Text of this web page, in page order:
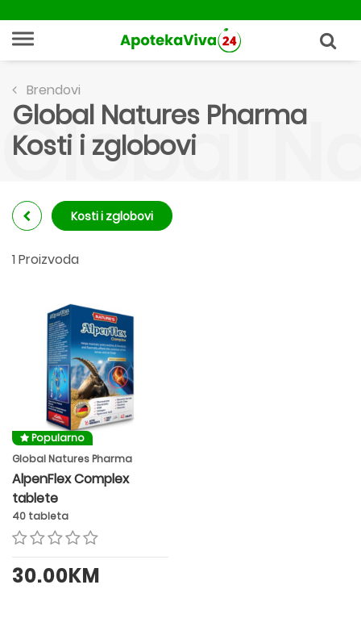
Brendovi
Global Natures Pharma
Kosti i zglobovi
Global
Kosti i zglobovi
1 Proizvoda
Popularno
Global Natures Pharma
AlpenFlex Complex
tablete
40 tableta
30.00KM